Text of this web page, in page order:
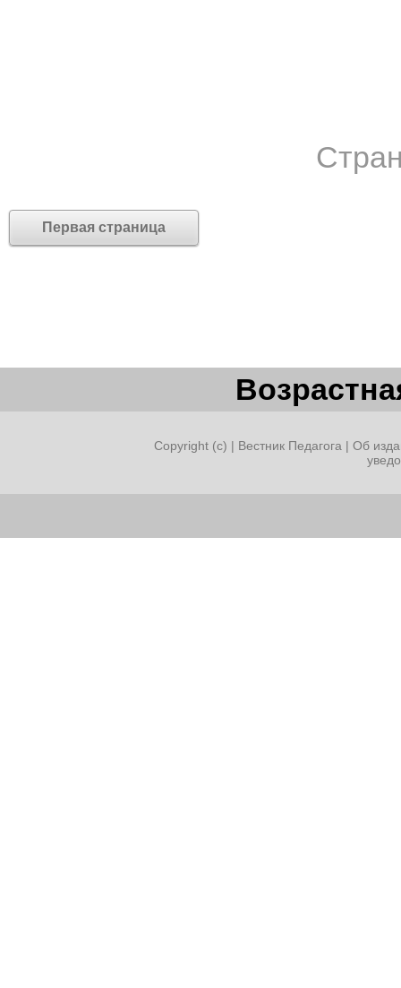
Первая страница
Copyright (c) | Вестник Педагога | Об